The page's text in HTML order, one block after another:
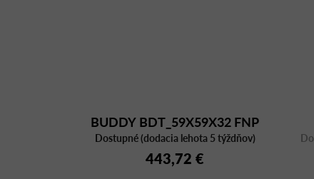
BUDDY BDT_59X59X32 FNP
NERO
Dostupné (dodacia lehota 5 týždňov)
443,72 €